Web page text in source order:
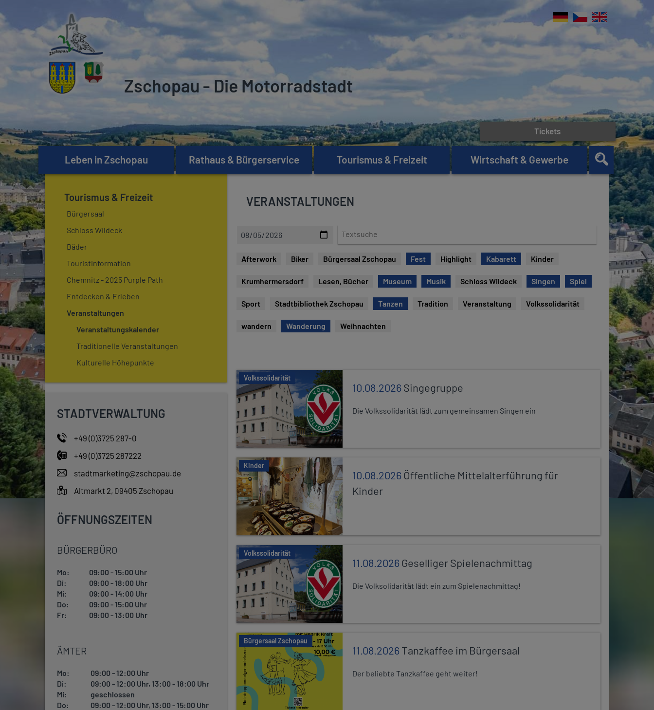
Zschopau - Die Motorradstadt
Leben in Zschopau Rathaus & Bürgerservice Tourismus & Freizeit Wirtschaft & Gewerbe
Tickets
Tourismus & Freizeit
Bürgersaal
Schloss Wildeck
Bäder
Touristinformation
Chemnitz - 2025 Purple Path
Entdecken & Erleben
Veranstaltungen
Veranstaltungskalender
Traditionelle Veranstaltungen
Kulturelle Höhepunkte
STADTVERWALTUNG
+49 (0)3725 287-0
+49 (0)3725 287222
stadtmarketing@zschopau.de
Altmarkt 2, 09405 Zschopau
ÖFFNUNGSZEITEN
BÜRGERBÜRO
Mo:
09:00 - 15:00 Uhr
Di:
09:00 - 18:00 Uhr
Mi:
09:00 - 14:00 Uhr
Do:
09:00 - 15:00 Uhr
Fr:
09:00 - 13:00 Uhr
ÄMTER
Mo:
09:00 - 12:00 Uhr
Di:
09:00 - 12:00 Uhr, 13:00 - 18:00 Uhr
Mi:
geschlossen
Do:
09:00 - 12:00 Uhr, 13:00 - 15:00 Uhr
VERANSTALTUNGEN
t
u
h
Afterwork Biker Bürgersaal Zschopau Fest Highlight Kabarett Kinder
Krumhermersdorf Lesen, Bücher Museum Musik Schloss Wildeck Singen Spiel
Sport Stadtbibliothek Zschopau Tanzen Tradition Veranstaltung Volkssolidarität
wandern Wanderung Weihnachten
Volkssolidarität
10.08.2026Singegruppe
Die Volkssolidarität lädt zum gemeinsamen Singen ein
Kinder
10.08.2026Öffentliche Mittelalterführung für
Kinder
Volkssolidarität
11.08.2026Geselliger Spielenachmittag
Die Volksolidarität lädt ein zum Spielenachmittag!
Bürgersaal Zschopau
11.08.2026Tanzkaffee im Bürgersaal
Der beliebte Tanzkaffee geht weiter!